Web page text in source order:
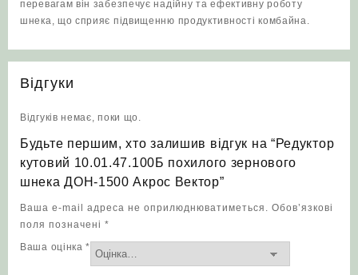
перевагам він забезпечує надійну та ефективну роботу
шнека, що сприяє підвищенню продуктивності комбайна.
Відгуки
Відгуків немає, поки що.
Будьте першим, хто залишив відгук на “Редуктор
кутовий 10.01.47.100Б похилого зернового
шнека ДОН-1500 Акрос Вектор”
Ваша e-mail адреса не оприлюднюватиметься.
Обов’язкові
поля позначені *
Ваша оцінка*